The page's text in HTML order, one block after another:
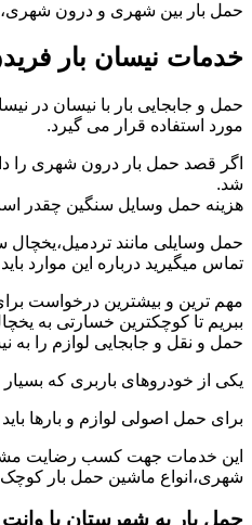
حمل بار بین شهری و درون
خدمات نیسان بار
مورد استفاده قرار می گیرد.
اگر قصد حمل بار درون شهری را
شد.
هزینه حمل وسایل سنگین چقدر
حمل وسایلی مانند تردمیل،یخچال
تماس میگیرید درباره این موارد
مهم ترین و بیشترین درخواست
ببریم تا کوچکترین خسارتی به
حمل و نقل و جابجایی لوازم را به
یکی از خودروهای باربری که بسیار
برای حمل اصولی لوازم و بارها
این خدمات جهت کسب رضایت
شهری،انواع ماشین حمل بار کوچک
حمل بار به شهرستان با وانت